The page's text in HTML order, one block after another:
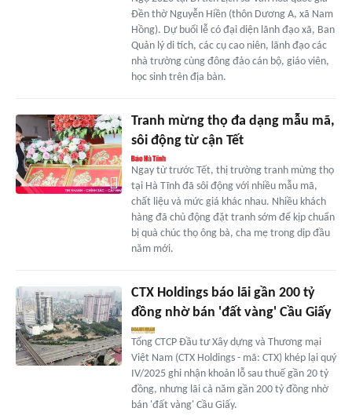
Đền thờ Nguyễn Hiền (thôn Dương A, xã Nam
Hồng). Dự buổi lễ có đại diện lãnh đạo xã, Ban
Quản lý di tích, các cụ cao niên, lãnh đạo các
nhà trường cùng đông đảo cán bộ, giáo viên,
học sinh trên địa bàn.
Tranh mừng thọ đa dạng mẫu mã,
sôi động từ cận Tết
Ngay từ trước Tết, thị trường tranh mừng thọ
tại Hà Tĩnh đã sôi động với nhiều mẫu mã,
chất liệu và mức giá khác nhau. Nhiều khách
hàng đã chủ động đặt tranh sớm để kịp chuẩn
bị quà chúc thọ ông bà, cha mẹ trong dịp đầu
năm mới.
CTX Holdings báo lãi gần 200 tỷ
đồng nhờ bán 'đất vàng' Cầu Giấy
Tổng CTCP Đầu tư Xây dựng và Thương mại
Việt Nam (CTX Holdings - mã: CTX) khép lại quý
IV/2025 ghi nhận khoản lỗ sau thuế gần 20 tỷ
đồng, nhưng lãi cả năm gần 200 tỷ đồng nhờ
bán 'đất vàng' Cầu Giấy.